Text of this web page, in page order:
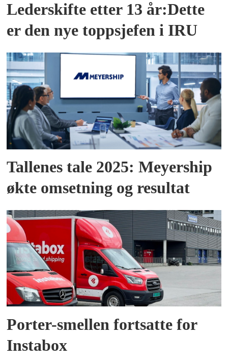
Lederskifte etter 13 år:Dette
er den nye toppsjefen i IRU
Tallenes tale 2025: Meyership
økte omsetning og resultat
Porter-smellen fortsatte for
Instabox